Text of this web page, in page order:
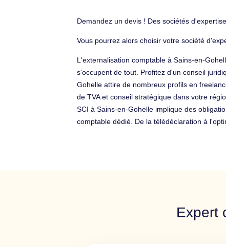
Demandez un devis ! Des sociétés
Vous pourrez alors choisir votre société
L'externalisation comptable à Sains-en-
s'occupent de tout. Profitez d'un conseil
Gohelle attire de nombreux profils en
de TVA et conseil stratégique dans votre
SCI à Sains-en-Gohelle implique des
comptable dédié. De la télédéclaration à
Expert